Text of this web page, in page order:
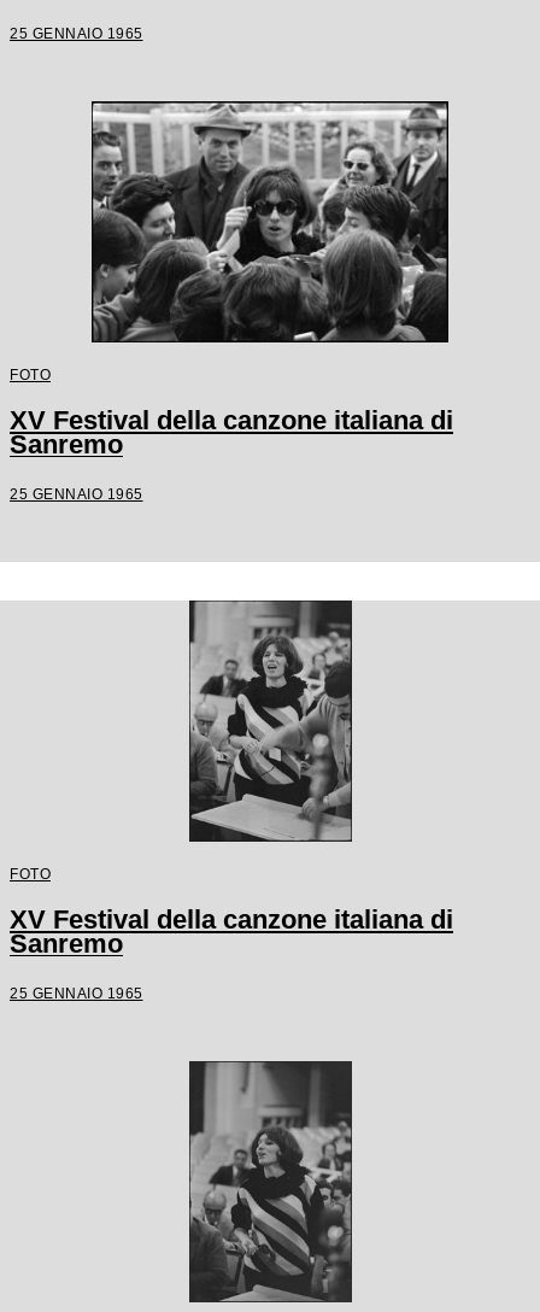
25 GENNAIO 1965
FOTO
XV Festival della canzone italiana di
Sanremo
25 GENNAIO 1965
FOTO
XV Festival della canzone italiana di
Sanremo
25 GENNAIO 1965